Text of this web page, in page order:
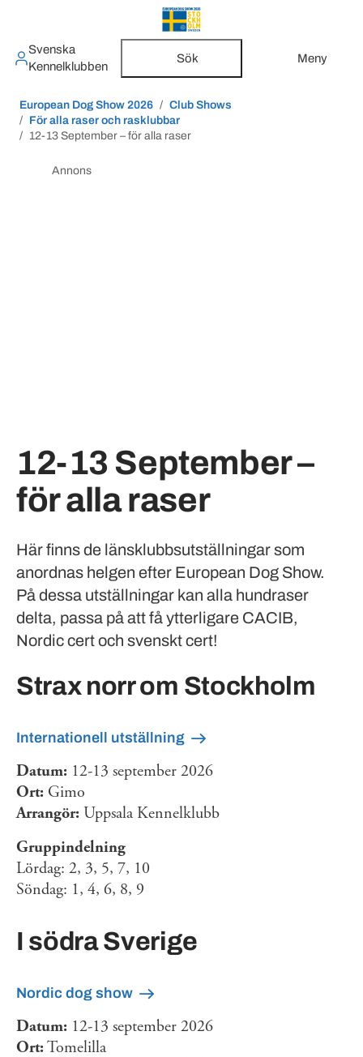
Svenska
Kennelklubben
Sök Meny
European Dog Show 2026
Club Shows
För alla raser och rasklubbar
12-13 September – för alla raser
Annons
12-13 September –
för alla raser
Här finns de länsklubbsutställningar som
anordnas helgen efter European Dog Show.
På dessa utställningar kan alla hundraser
delta, passa på att få ytterligare CACIB,
Nordic cert och svenskt cert!
Strax norr om Stockholm
Internationell utställning
Datum: 12-13 september 2026
Ort: Gimo
Arrangör: Uppsala Kennelklubb
Gruppindelning
Lördag: 2, 3, 5, 7, 10
Söndag: 1, 4, 6, 8, 9
I södra Sverige
Nordic dog show
Datum: 12-13 september 2026
Ort:Tomelilla